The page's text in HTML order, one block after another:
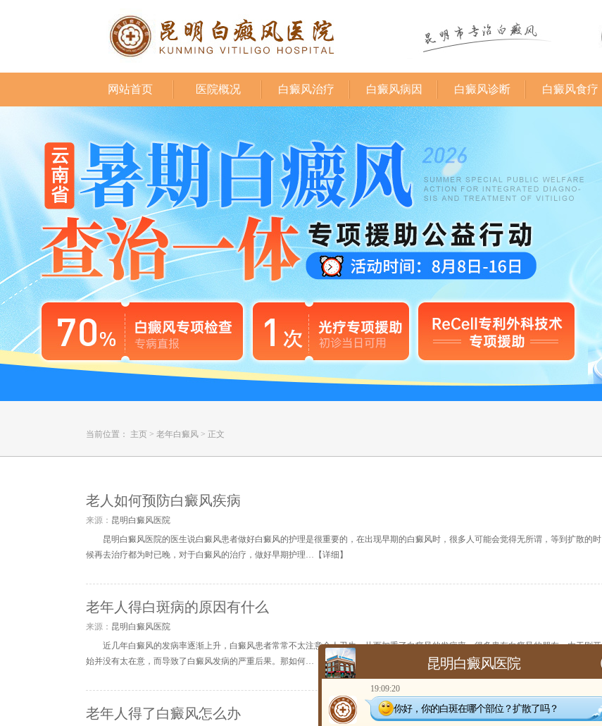
网站首页 医院概况 白癜风治疗 白癜风病因 白癜风诊断 白癜风食疗
当前位置： 主页 > 老年白癜风 > 正文
老人如何预防白癜风疾病
来源： 昆明白癜风医院
昆明白癜风医院的医生说白癜风患者做好白癜风的护理是很重要的，在出现早期的白癜风时，很多人可能会觉得无所谓，等到扩散的时
候再去治疗都为时已晚，对于白癜风的治疗，做好早期护理…【详细 】
老年人得白斑病的原因有什么
来源： 昆明白癜风医院
近几年白癜风的发病率逐渐上升，白癜风患者常常不太注意个人卫生，从而加重了白癜风的发病率。很多患有白癜风的朋友，由于刚开
始并没有太在意，而导致了白癜风发病的严重后果。那如何…【
详细】
老年人得了白癜风怎么办
昆明白癜风医院
19:09:20
你好，你的白斑在哪个部位？扩散了吗？